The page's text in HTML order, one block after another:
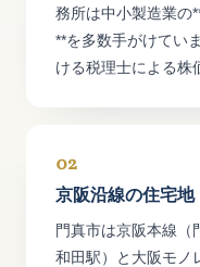
務所は中小製造業の
**を多数手がけてい
ける税理士による株
02
京阪沿線の住宅
門真市は京阪本線（
和田駅）と大阪モノ